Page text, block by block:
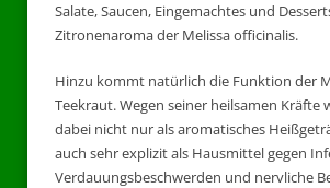
Salate, Saucen, Eingemachtes und
Zitronenaroma der Melissa officinalis.
Hinzu kommt natürlich die Funktion der
Teekraut. Wegen seiner heilsamen Kräfte
dabei nicht nur als aromatisches
auch sehr explizit als Hausmittel gegen
Verdauungsbeschwerden und nervliche